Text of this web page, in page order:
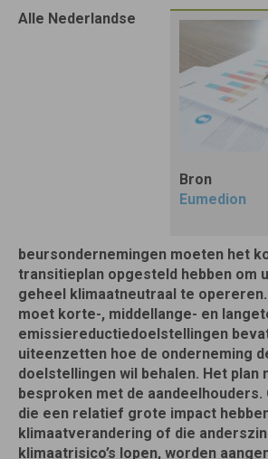
Bron
Eumedion
Alle Nederlandse
beursondernemingen moeten het
transitieplan opgesteld hebben om
geheel klimaatneutraal te
moet korte-, middellange- en
emissiereductiedoelstellingen
uiteenzetten hoe de onderneming
doelstellingen wil behalen. Het plan
besproken met de aandeelhouders.
die een relatief grote impact
klimaatverandering of die
klimaatrisico’s lopen, worden